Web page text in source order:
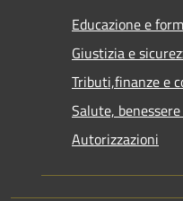
Educazione e
Giustizia e
Tributi,finanze e
Salute,
Autorizzazioni